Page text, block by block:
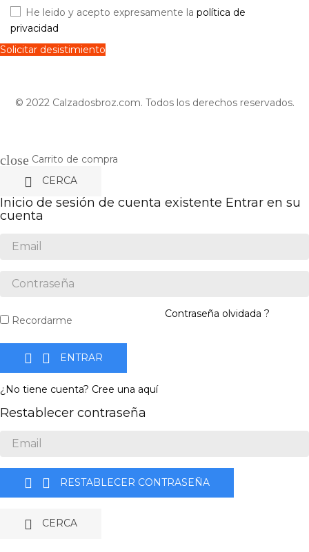
He leido y acepto expresamente la política de
privacidad
Solicitar desistimiento
© 2022 Calzadosbroz.com. Todos los derechos reservados.
close Carrito de compra
 CERCA
Inicio de sesión de cuenta existente Entrar en su
cuenta
Recordarme
Contraseña olvidada ?
  ENTRAR
¿No tiene cuenta? Cree una aquí
Restablecer contraseña
  RESTABLECER CONTRASEÑA
 CERCA